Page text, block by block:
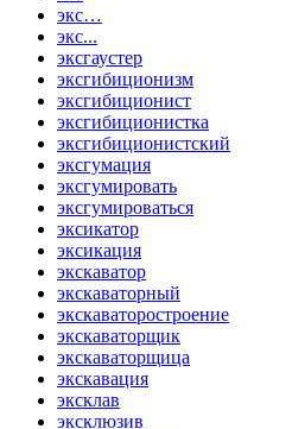
экс…
экс...
эксгаустер
эксгибиционизм
эксгибиционист
эксгибиционистка
эксгибиционистский
эксгумация
эксгумировать
эксгумироваться
эксикатор
эксикация
экскаватор
экскаваторный
экскаваторостроение
экскаваторщик
экскаваторщица
экскавация
эксклав
эксклюзив